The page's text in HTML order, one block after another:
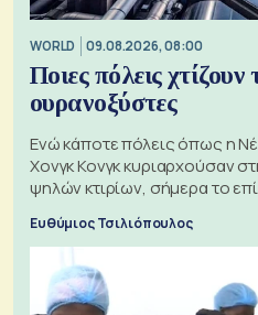
WORLD 09.08.2026, 08:00
Ποιες πόλεις
ουρανοξύστες
Ενώ κάποτε πόλεις όπως η
Χονγκ Κονγκ κυριαρχούσαν
ψηλών κτιρίων, σήμερα το
Ευθύμιος Τσιλιόπουλος